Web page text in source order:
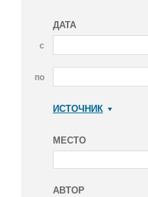
ДАТА
с
по
ИСТОЧНИК
МЕСТО
АВТОР